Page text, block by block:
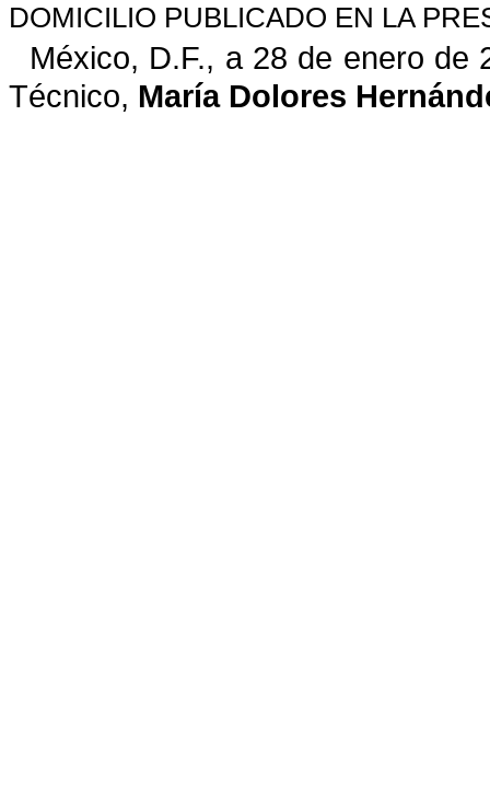
DOMICILIO PUBLICADO EN LA
México, D.F., a 28 de enero de
Técnico, María Dolores